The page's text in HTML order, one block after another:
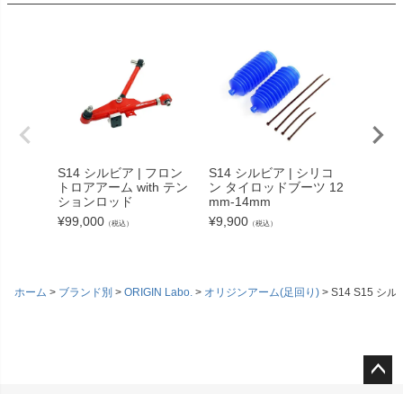
S14 シルビア | フロン
トロアアーム with テン
ションロッド
¥99,000 （税込）
S14 シルビア | シリコ
ン タイロッドブーツ 12
mm-14mm
¥9,900 （税込）
ホーム ブランド別 ORIGIN Labo. オリジンアーム(足回り) S14 S15 シル